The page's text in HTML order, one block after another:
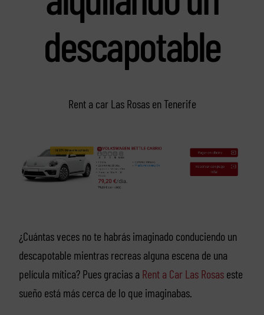
descapotable
Rent a car Las Rosas en Tenerife
¿Cuántas veces no te habrás imaginado conduciendo un
descapotable mientras recreas alguna escena de una
película mítica? Pues gracias a Rent a Car Las Rosaseste
sueño está más cerca de lo que imaginabas.